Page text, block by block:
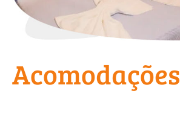
Acomodações